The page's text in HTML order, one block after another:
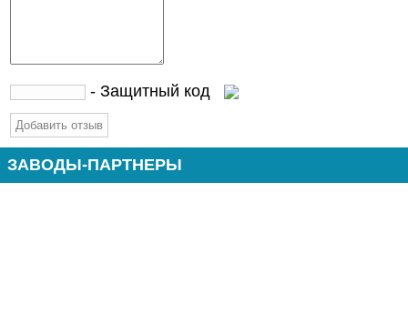
- Защитный код
ЗАВОДЫ-ПАРТНЕРЫ